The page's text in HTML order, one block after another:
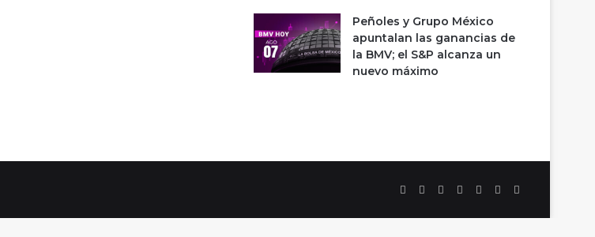
Peñoles y Grupo México
apuntalan las ganancias de
la BMV; el S&P alcanza un
nuevo máximo
FacebookLinkedInYouTubeInstagram
Spotify